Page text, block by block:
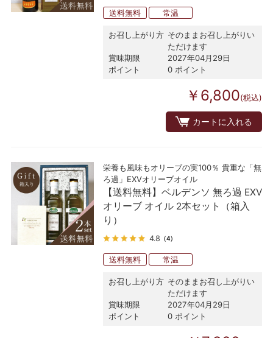
送料無料 常温
お召し上がり方 そのままお召し上がりい
ただけます
賞味期限
2027年04月29日
ポイント
0 ポイント
￥6,800(税込)
カートに入れる
栄養も風味もオリーブの実100％ 貴重な「無
ろ過」EXVオリーブオイル
【送料無料】ベルデンソ 無ろ過 EXV
オリーブ オイル 2本セット（箱入
り）
4.8 （4）
送料無料 常温
お召し上がり方 そのままお召し上がりい
ただけます
賞味期限
2027年04月29日
ポイント
0 ポイント